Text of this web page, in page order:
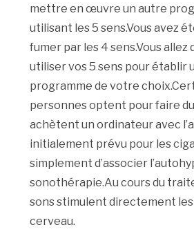
mettre en œuvre un autre
utilisant les 5 sens.Vous avez
fumer par les 4 sens.Vous allez
utiliser vos 5 sens pour établir
programme de votre
personnes optent pour faire
achètent un ordinateur avec
initialement prévu pour les
simplement d’associer
sonothérapie.Au cours du
sons stimulent directement
cerveau.